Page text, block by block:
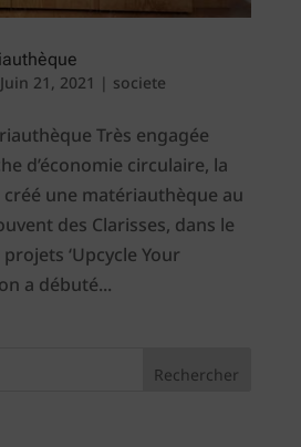
Juin 21, 2021 | societe
Très engagée
d’économie circulaire, la
une matériauthèque au
des Clarisses, dans le
‘Upcycle Your
a débuté...